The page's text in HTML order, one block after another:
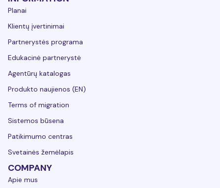
Planai
Klientų įvertinimai
Partnerystės programa
Edukacinė partnerystė
Agentūrų katalogas
Produkto naujienos (EN)
Terms of migration
Sistemos būsena
Patikimumo centras
Svetainės žemėlapis
COMPANY
Apie mus